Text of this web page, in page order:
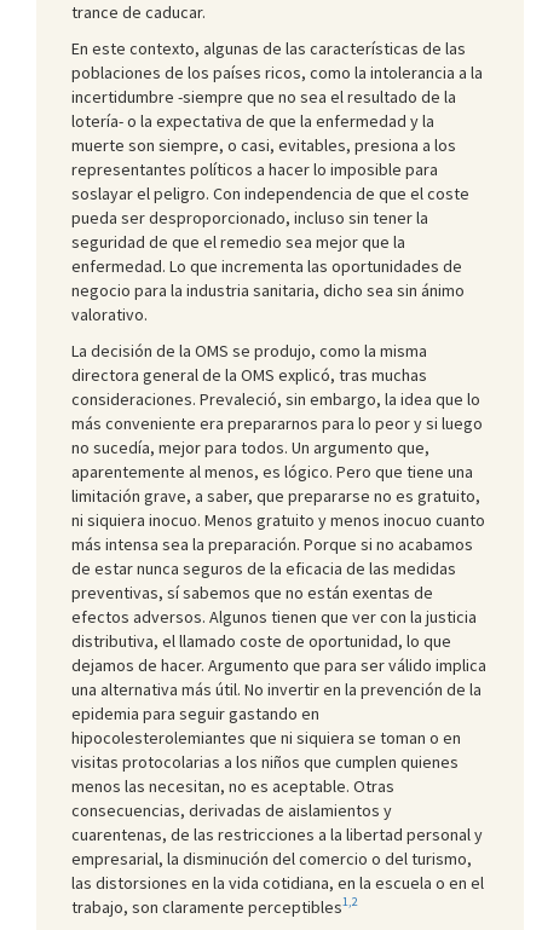
trance de caducar.
En este contexto, algunas de las características de las
poblaciones de los países ricos, como la intolerancia a la
incertidumbre -siempre que no sea el resultado de la
lotería- o la expectativa de que la enfermedad y la
muerte son siempre, o casi, evitables, presiona a los
representantes políticos a hacer lo imposible para
soslayar el peligro. Con independencia de que el coste
pueda ser desproporcionado, incluso sin tener la
seguridad de que el remedio sea mejor que la
enfermedad. Lo que incrementa las oportunidades de
negocio para la industria sanitaria, dicho sea sin ánimo
valorativo.
La decisión de la OMS se produjo, como la misma
directora general de la OMS explicó, tras muchas
consideraciones. Prevaleció, sin embargo, la idea que lo
más conveniente era prepararnos para lo peor y si luego
no sucedía, mejor para todos. Un argumento que,
aparentemente al menos, es lógico. Pero que tiene una
limitación grave, a saber, que prepararse no es gratuito,
ni siquiera inocuo. Menos gratuito y menos inocuo cuanto
más intensa sea la preparación. Porque si no acabamos
de estar nunca seguros de la eficacia de las medidas
preventivas, sí sabemos que no están exentas de
efectos adversos. Algunos tienen que ver con la justicia
distributiva, el llamado coste de oportunidad, lo que
dejamos de hacer. Argumento que para ser válido implica
una alternativa más útil. No invertir en la prevención de la
epidemia para seguir gastando en
hipocolesterolemiantes que ni siquiera se toman o en
visitas protocolarias a los niños que cumplen quienes
menos las necesitan, no es aceptable. Otras
consecuencias, derivadas de aislamientos y
cuarentenas, de las restricciones a la libertad personal y
empresarial, la disminución del comercio o del turismo,
las distorsiones en la vida cotidiana, en la escuela o en el
trabajo, son claramente perceptibles1,2